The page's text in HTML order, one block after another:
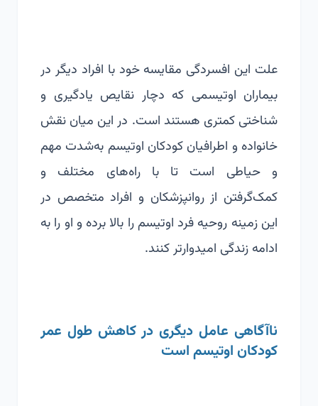
علت این افسردگی مقایسه خود با افراد دیگر در
بیماران اوتیسمی که دچار نقایص یادگیری و
شناختی کمتری هستند است. در این میان نقش
خانواده و اطرافیان کودکان اوتیسم به‌شدت مهم
و حیاطی است تا با راه‌های مختلف و
کمک‌گرفتن از روانپزشکان و افراد متخصص در
این زمینه روحیه فرد اوتیسم را بالا برده و او را به
ادامه زندگی امیدوارتر کنند.
ناآگاهی عامل دیگری در کاهش طول عمر
کودکان اوتیسم است